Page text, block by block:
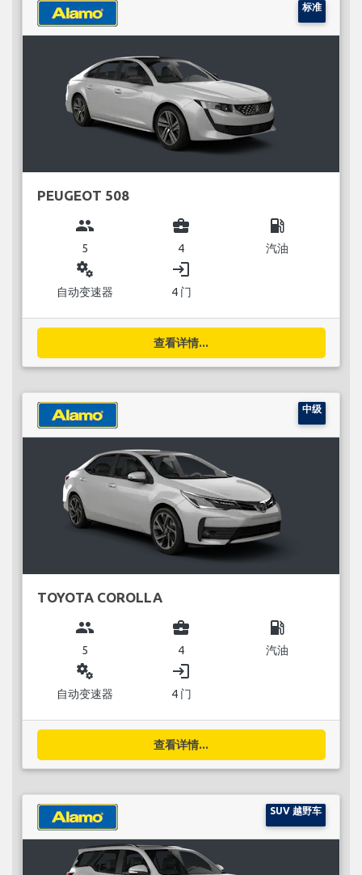
标准
PEUGEOT 508
group
5
business_center
4
local_gas_station
汽油
miscellaneous_services
自动变速器
login
4 门
查看详情...
中级
TOYOTA COROLLA
group
5
business_center
4
local_gas_station
汽油
miscellaneous_services
自动变速器
login
4 门
查看详情...
SUV 越野车